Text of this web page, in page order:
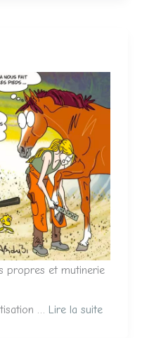
propres et mutinerie
… Lire la suite